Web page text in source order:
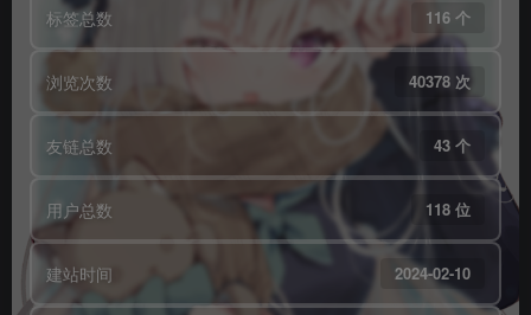
标签总数 116 个
浏览次数 40378 次
友链总数 43 个
用户总数 118 位
建站时间 2024-02-10